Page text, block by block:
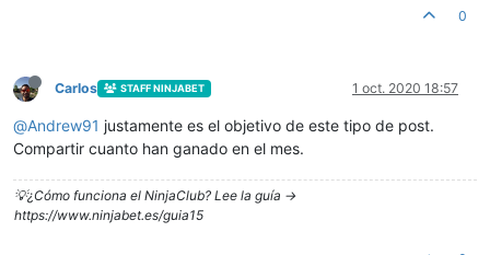
0
Carlos STAFF NINJABET 1 oct. 2020 18:57
@Andrew91 justamente es el objetivo de este tipo de post.
Compartir cuanto han ganado en el mes.
💡¿Cómo funciona el NinjaClub? Lee la guía ->
https://www.ninjabet.es/guia15